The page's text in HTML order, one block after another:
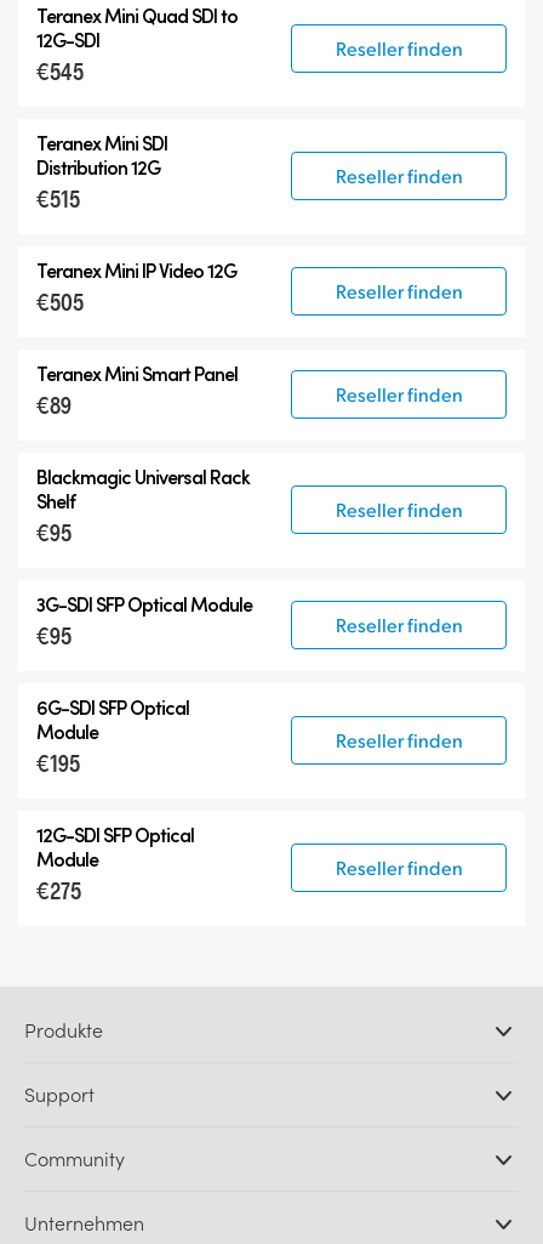
Teranex Mini Quad SDI to
12G-SDI
€545
Reseller finden
Teranex Mini SDI
Distribution 12G
€515
Reseller finden
Teranex Mini IP Video 12G
€505 Reseller finden
Teranex Mini Smart Panel
€89 Reseller finden
Blackmagic Universal Rack
Shelf
€95
Reseller finden
3G-SDI SFP Optical Module
€95 Reseller finden
6G-SDI SFP Optical
Module
€195
Reseller finden
12G-SDI SFP Optical
Module
€275
Reseller finden
Produkte
DaVinci Resolve und Fusion Software
Ultimatte
Aufzeichnung und Wiedergabe
Support
Support-Center
Community
Unternehmen